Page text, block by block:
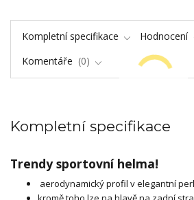
Kompletní specifikace Hodnocení
Komentáře
0
Kompletní specifikace
Trendy sportovní helma!
aerodynamický profil v elegantní